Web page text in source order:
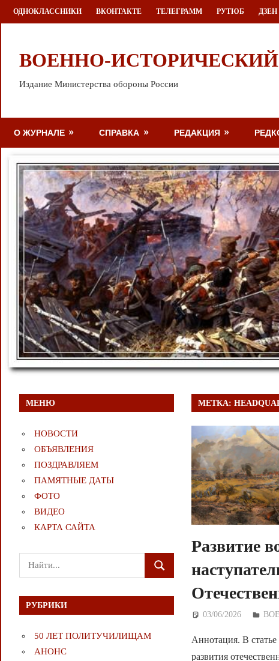
Перейти
к
ОДНОКЛАССНИКИ ВКОНТАКТЕ ТЕЛЕГРАММ РУТЮБ ДЗЕН
ВОЕННО-
Издание Министерства обороны России
О ЖУРНАЛЕ СПРАВКА РЕДАКЦИЯ
МЕТКА:
Развитие
03/06/2026
Аннотация. В
развития
МЕНЮ
НОВОСТИ
ОБЪЯВЛЕНИЯ
ПОЗДРАВЛЯЕМ
ПАМЯТНЫЕ ДАТЫ
ФОТО
ВИДЕО
КАРТА САЙТА
Поиск
для:
ПОИСК
РУБРИКИ
50 ЛЕТ ПОЛИТУЧИЛИЩАМ
АНОНС